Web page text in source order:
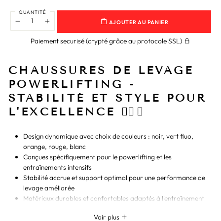
QUANTITÉ
+ AJOUTER AU PANIER
Paiement securisé (crypté grâce au protocole SSL)
CHAUSSURES DE LEVAGE
POWERLIFTING -
STABILITÉ ET STYLE POUR
L'EXCELLENCE 🏋️‍♂️🚀
Design dynamique avec choix de couleurs : noir, vert fluo,
orange, rouge, blanc
Conçues spécifiquement pour le powerlifting et les
entraînements intensifs
Stabilité accrue et support optimal pour une performance de
levage améliorée
Matériaux durables et confortables adaptés à l'entraînement
Marque : Ceinture de forceVoir plus